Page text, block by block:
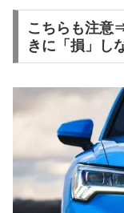
こちらも注意
きに「損」し